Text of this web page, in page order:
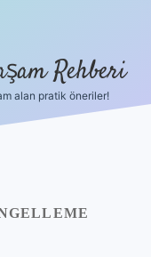
Rehberi
alan pratik öneriler!